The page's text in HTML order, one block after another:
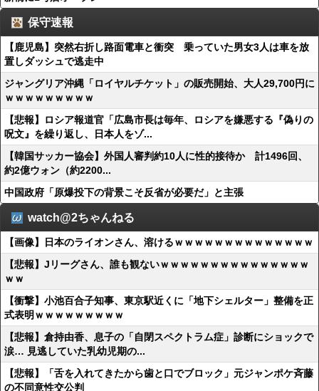
保守速報
【鹿児島】突然右折し路面電車と衝突 乗っていた男女3人は車を放
置しダッシュで逃走中
ジャングリア沖縄「ロイヤルチケット」の販売開始、大人29,700円に
ｗｗｗｗｗｗｗｗｗ
【悲報】ロシア報道官「広島市長は毎年、ロシアを嫌悪する『偽りの
呪文』を繰り返し、日本人をゾ...
【韓国サッカー協会】外国人審判約10人に性的接待か 計1496回、
約2億ウォン（約2200...
中国政府「原爆投下の背景こそ反省が必要だ」と主張
watch@2ちゃんねる
【画像】日本のライオンさん、溶けるｗｗｗｗｗｗｗｗｗｗｗｗｗｗ
【悲報】Jリーグさん、誰も観ないｗｗｗｗｗｗｗｗｗｗｗｗｗｗｗ
ｗｗ
【衝撃】小池百合子知事、東京駅近くに「地下シェルター」整備を正
式表明ｗｗｗｗｗｗｗｗｗ
【悲報】倉持由香、息子の「自閉スペクトラム症」診断にショックで
涙… 見逃していた乳幼児期の...
【悲報】「舌を入れてきたから歯と口でブロック」元ジャンポケ斉藤
の不同意性交公判